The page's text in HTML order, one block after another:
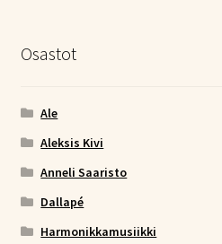
Osastot
Ale
Aleksis Kivi
Anneli Saaristo
Dallapé
Harmonikkamusiikki